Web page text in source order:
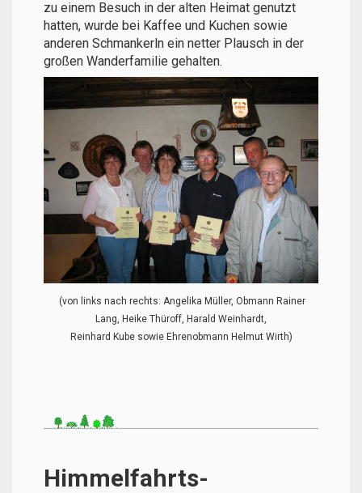
zu einem Besuch in der alten Heimat genutzt
hatten, wurde bei Kaffee und Kuchen sowie
anderen Schmankerln ein netter Plausch in der
großen Wanderfamilie gehalten.
(von links nach rechts: Angelika Müller, Obmann Rainer
Lang, Heike Thüroff, Harald Weinhardt,
Reinhard Kube sowie Ehrenobmann Helmut Wirth)
Himmelfahrts-